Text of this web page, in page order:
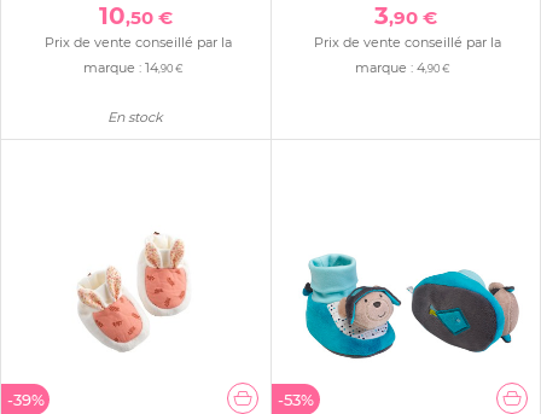
10,50 €
Prix de vente conseillé par la
marque : 14,90 €
En stock
3,90 €
Prix de vente conseillé par la
marque :4,90 €
-39% -53%